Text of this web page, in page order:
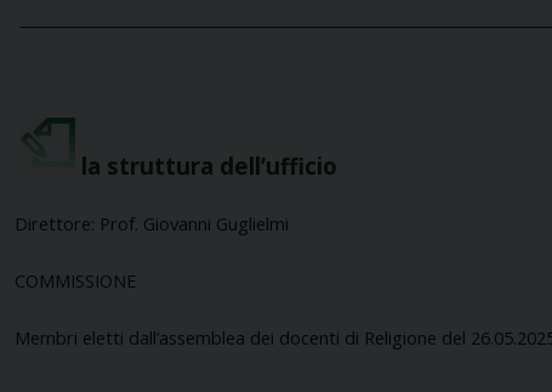
la struttura dell’ufficio
Direttore: Prof. Giovanni Guglielmi
COMMISSIONE
Membri eletti dall’assemblea dei docenti di Religione del